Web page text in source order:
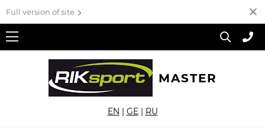
Full version of site
MASTER
EN | GE| RU